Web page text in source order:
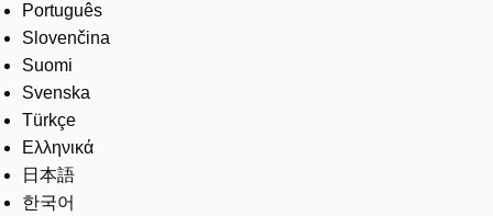
Português
Slovenčina
Suomi
Svenska
Türkçe
Ελληνικά
日本語
한국어